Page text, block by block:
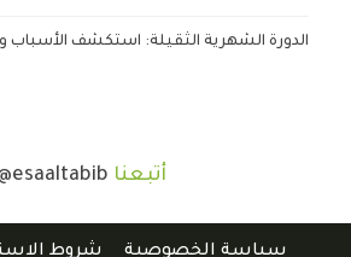
الدورة الشهرية الثقيلة: استكشف الأسباب
أتبعنا
سياسة الخصوصية شروط